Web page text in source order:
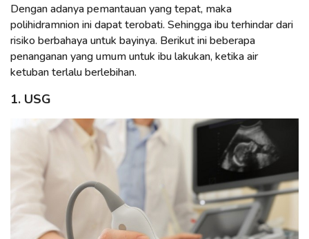
Dengan adanya pemantauan yang tepat, maka
polihidramnion ini dapat terobati. Sehingga ibu terhindar dari
risiko berbahaya untuk bayinya. Berikut ini beberapa
penanganan yang umum untuk ibu lakukan, ketika air
ketuban terlalu berlebihan.
1. USG